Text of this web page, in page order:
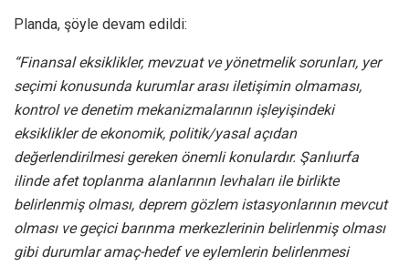
Planda, şöyle devam edildi:
“Finansal eksiklikler, mevzuat ve yönetmelik sorunları, yer
seçimi konusunda kurumlar arası iletişimin olmaması,
kontrol ve denetim mekanizmalarının işleyişindeki
eksiklikler de ekonomik, politik/yasal açıdan
değerlendirilmesi gereken önemli konulardır. Şanlıurfa
ilinde afet toplanma alanlarının levhaları ile birlikte
belirlenmiş olması, deprem gözlem istasyonlarının mevcut
olması ve geçici barınma merkezlerinin belirlenmiş olması
gibi durumlar amaç-hedef ve eylemlerin belirlenmesi